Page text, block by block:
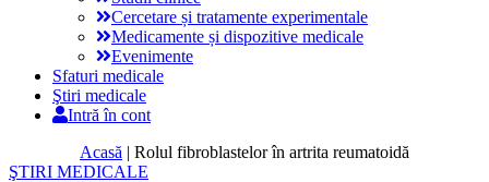
Cercetare și tratamente experimentale
Medicamente și dispozitive medicale
Evenimente
Sfaturi medicale
Ştiri medicale
Intră în cont
Acasă | Rolul fibroblastelor în artrita reumatoidă
ŞTIRI MEDICALE